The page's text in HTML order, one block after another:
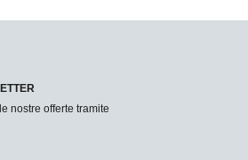
nostre offerte tramite